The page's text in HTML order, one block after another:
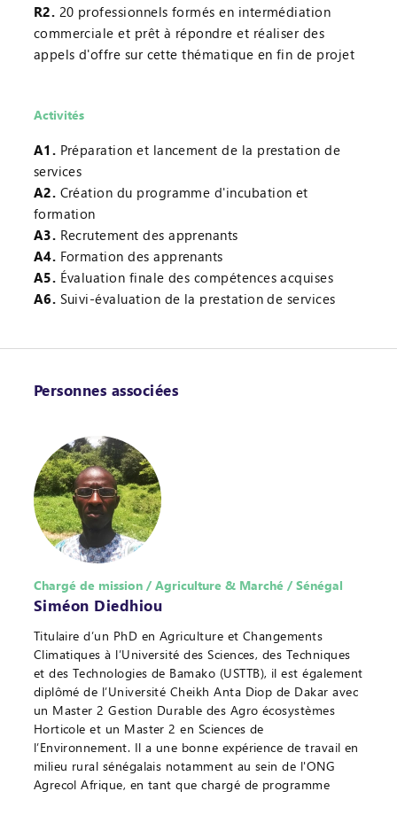
R2. 20 professionnels formés en intermédiation
commerciale et prêt à répondre et réaliser des
appels d'offre sur cette thématique en fin de projet
Activités
A1. Préparation et lancement de la prestation de
services
A2. Création du programme d'incubation et
formation
A3. Recrutement des apprenants
A4. Formation des apprenants
A5. Évaluation finale des compétences acquises
A6. Suivi-évaluation de la prestation de services
Personnes associées
Chargé de mission / Agriculture & Marché / Sénégal
Siméon Diedhiou
Titulaire d’un PhD en Agriculture et Changements
Climatiques à l’Université des Sciences, des Techniques
et des Technologies de Bamako (USTTB), il est également
diplômé de l’Université Cheikh Anta Diop de Dakar avec
un Master 2 Gestion Durable des Agro écosystèmes
Horticole et un Master 2 en Sciences de
l’Environnement. Il a une bonne expérience de travail en
milieu rural sénégalais notamment au sein de l'ONG
Agrecol Afrique, en tant que chargé de programme